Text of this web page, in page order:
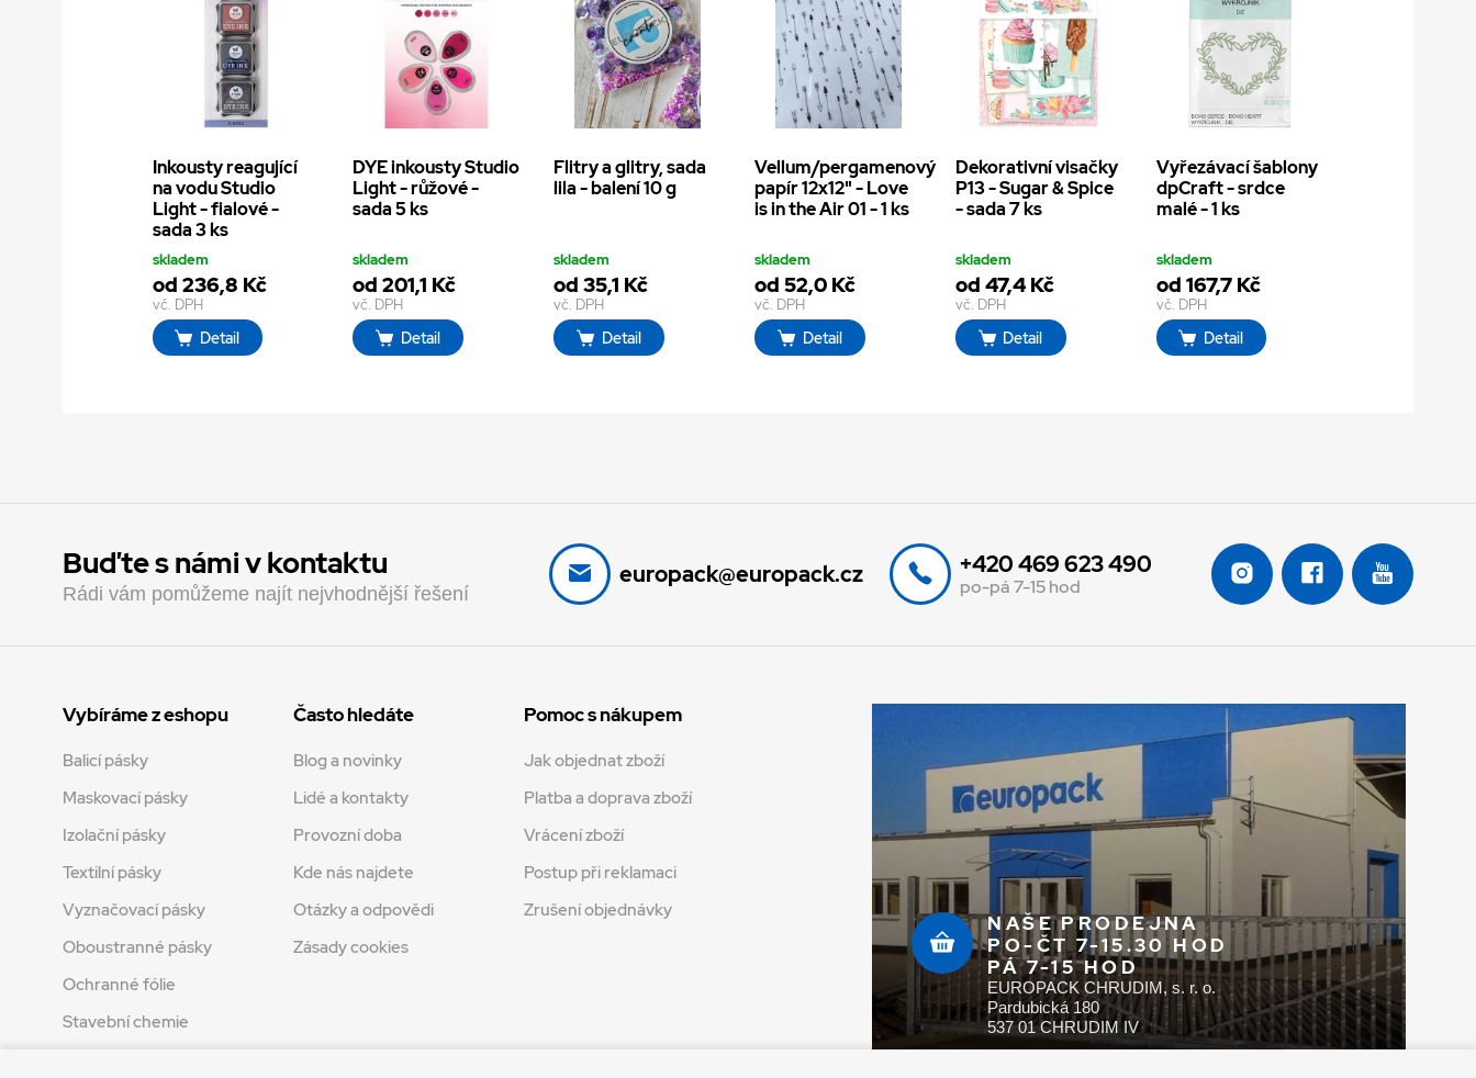
Inkousty reagující
na vodu Studio
Light - fialové -
sada 3 ks
skladem
od 236,8 Kč
vč. DPH
Detail
DYE inkousty Studio
Light - růžové -
sada 5 ks
skladem
od 201,1 Kč
vč. DPH
Detail
Flitry a glitry, sada
lila - balení 10 g
skladem
od 35,1 Kč
vč. DPH
Detail
Vellum/pergamenový
papír 12x12" - Love
is in the Air 01 - 1 ks
skladem
od 52,0 Kč
vč. DPH
Detail
Dekorativní visačky
P13 - Sugar & Spice
- sada 7 ks
skladem
od 47,4 Kč
vč. DPH
Detail
Vyřezávací šablony
dpCraft - srdce
malé - 1 ks
skladem
od 167,7 Kč
vč. DPH
Detail
Buďte s námi v kontaktu
Rádi vám pomůžeme najít nejvhodnější řešení
europack@europack.cz +420 469 623 490
po-pá 7-15 hod
Vybíráme z eshopu
Balicí pásky
Maskovací pásky
Izolační pásky
Textilní pásky
Vyznačovací pásky
Oboustranné pásky
Ochranné fólie
Stavební chemie
Často hledáte
Blog a novinky
Lidé a kontakty
Provozní doba
Kde nás najdete
Otázky a odpovědi
Zásady cookies
Pomoc s nákupem
Jak objednat zboží
Platba a doprava zboží
Vrácení zboží
Postup při reklamaci
Zrušení objednávky
NAŠE PRODEJNA
PO-ČT 7-15.30 HOD
PÁ 7-15 HOD
EUROPACK CHRUDIM, s. r. o.
Pardubická 180
537 01 CHRUDIM IV